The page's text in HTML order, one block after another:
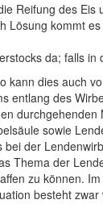
Reifung des
kommt
da; falls
dies auch
des
sowie
der
Thema der
zu können.
besteht